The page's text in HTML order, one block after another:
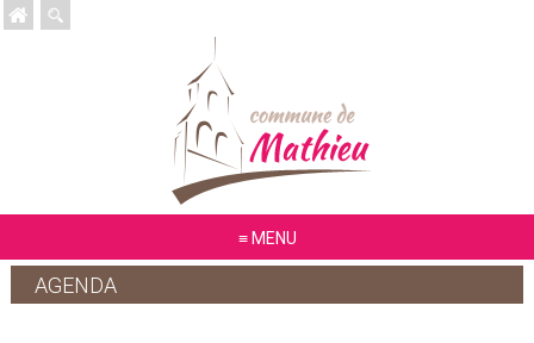
MENU
AGENDA